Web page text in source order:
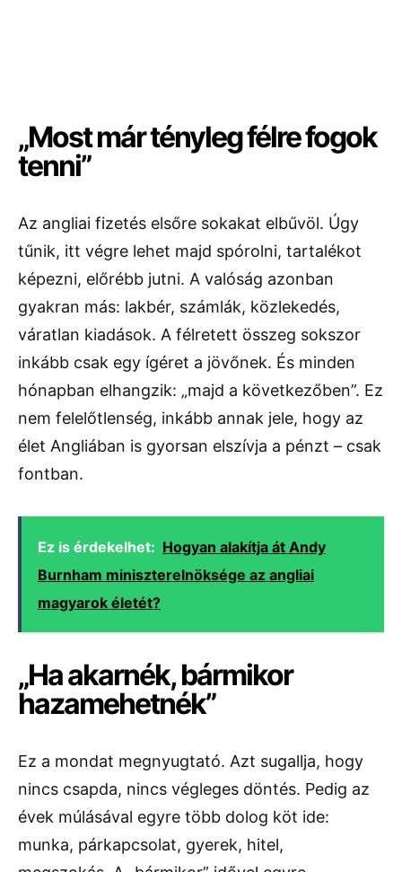
„Most már tényleg félre fogok
tenni”
Az angliai fizetés elsőre sokakat elbűvöl. Úgy
tűnik, itt végre lehet majd spórolni, tartalékot
képezni, előrébb jutni. A valóság azonban
gyakran más: lakbér, számlák, közlekedés,
váratlan kiadások. A félretett összeg sokszor
inkább csak egy ígéret a jövőnek. És minden
hónapban elhangzik: „majd a következőben”. Ez
nem felelőtlenség, inkább annak jele, hogy az
élet Angliában is gyorsan elszívja a pénzt – csak
fontban.
Ez is érdekelhet: Hogyan alakítja át Andy
Burnham miniszterelnöksége az angliai
magyarok életét?
„Ha akarnék, bármikor
hazamehetnék”
Ez a mondat megnyugtató. Azt sugallja, hogy
nincs csapda, nincs végleges döntés. Pedig az
évek múlásával egyre több dolog köt ide:
munka, párkapcsolat, gyerek, hitel,